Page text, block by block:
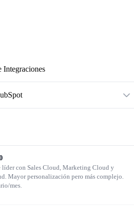
pricing y la escalabilidad
sigue siendo el pricing. La
mes es un movimiento agresivo
el salto a Professional no ha
que empieza con 3 usuarios en
automatización avanzada o
Para muchas pymes
inasumible.
HubSpot Free/Starter con
Integraciones
líder con Sales Cloud, Marketing Cloud y
Mayor personalización pero más complejo.
mes.